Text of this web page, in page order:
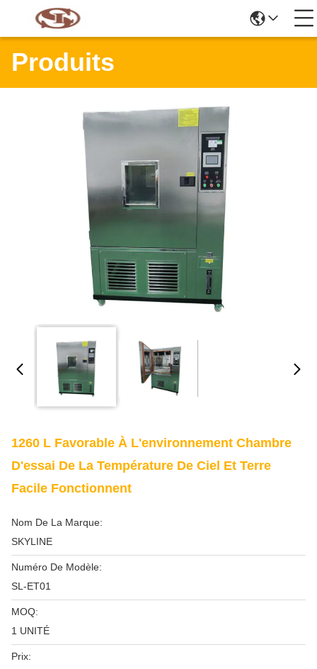
Produits
1260 L Favorable À L'environnement Chambre
D'essai De La Température De Ciel Et Terre
Facile Fonctionnent
Nom De La Marque:
SKYLINE
Numéro De Modèle:
SL-ET01
MOQ:
1 UNITÉ
Prix: